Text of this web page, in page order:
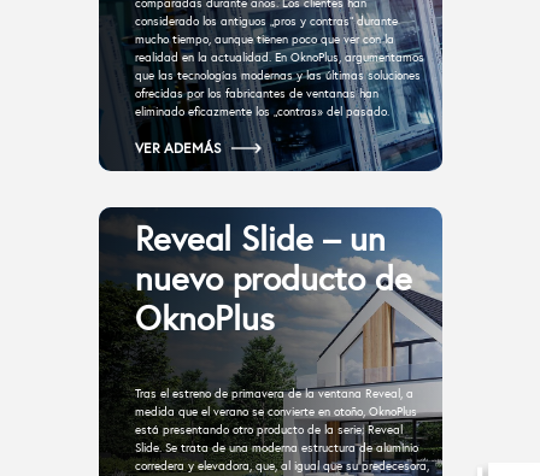
considerado los antiguos „pros y contras“ durante
mucho tiempo, aunque tienen poco que ver con la
realidad en la actualidad. En OknoPlus, argumentamos
que las tecnologías modernas y las últimas soluciones
ofrecidas por los fabricantes de ventanas han
eliminado eficazmente los „contras» del pasado.
VER ADEMÁS
Reveal Slide – un
nuevo producto de
OknoPlus
Tras el estreno de primavera de la ventana Reveal, a
medida que el verano se convierte en otoño, OknoPlus
está presentando otro producto de la serie: Reveal
Slide. Se trata de una moderna estructura de aluminio
corredera y elevadora, que, al igual que su predecesora,